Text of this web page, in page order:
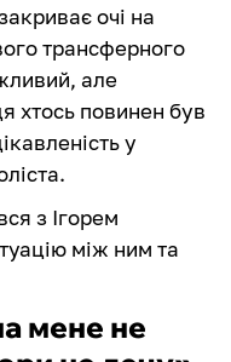
очі на
трансферного
але
хтось повинен був
у
з Ігорем
між ним та
мене не